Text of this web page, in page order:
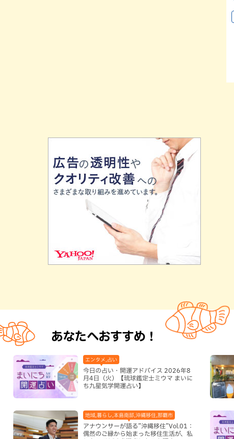
あなたへおすすめ！
エンタメ,占い
今日の占い・開運アドバイス 2026年8
月4日（火）【琉球鑑定士ミウマ まいに
ち九星気学開運占い】
地域,暮らし,本島南部,沖縄移住,那覇市
アナウンサーが語る”沖縄移住”Vol.01：
偶然のご縁から始まった移住生活が、私